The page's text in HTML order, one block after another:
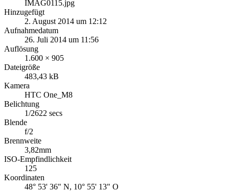
IMAG0115.jpg
Hinzugefügt
2. August 2014 um 12:12
Aufnahmedatum
26. Juli 2014 um 11:56
Auflösung
1.600 × 905
Dateigröße
483,43 kB
Kamera
HTC One_M8
Belichtung
1/2622 secs
Blende
f/2
Brennweite
3,82mm
ISO-Empfindlichkeit
125
Koordinaten
48° 53' 36" N, 10° 55' 13" O